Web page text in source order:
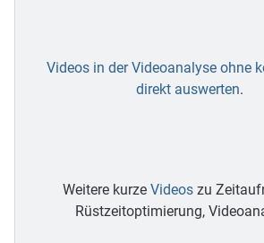
Videos in der Videoanalyse ohne
direkt auswerten.
Weitere kurze Videos zu
Rüstzeitoptimierung,